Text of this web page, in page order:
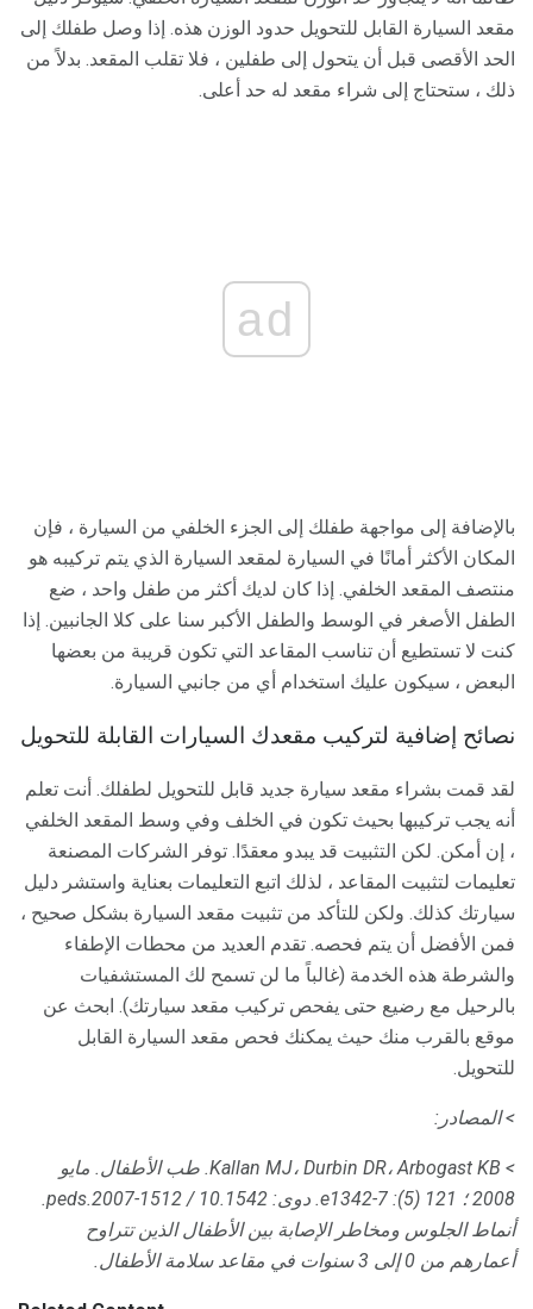
مقعد السيارة القابل للتحويل حدود الوزن هذه. إذا وصل طفلك إلى
الحد الأقصى قبل أن يتحول إلى طفلين ، فلا تقلب المقعد. بدلاً من
ذلك ، ستحتاج إلى شراء مقعد له حد أعلى.
ad
بالإضافة إلى مواجهة طفلك إلى الجزء الخلفي من السيارة ، فإن
المكان الأكثر أمانًا في السيارة لمقعد السيارة الذي يتم تركيبه هو
منتصف المقعد الخلفي. إذا كان لديك أكثر من طفل واحد ، ضع
الطفل الأصغر في الوسط والطفل الأكبر سنا على كلا الجانبين. إذا
كنت لا تستطيع أن تناسب المقاعد التي تكون قريبة من بعضها
البعض ، سيكون عليك استخدام أي من جانبي السيارة.
نصائح إضافية لتركيب مقعدك السيارات القابلة للتحويل
لقد قمت بشراء مقعد سيارة جديد قابل للتحويل لطفلك. أنت تعلم
أنه يجب تركيبها بحيث تكون في الخلف وفي وسط المقعد الخلفي
، إن أمكن. لكن التثبيت قد يبدو معقدًا. توفر الشركات المصنعة
تعليمات لتثبيت المقاعد ، لذلك اتبع التعليمات بعناية واستشر دليل
سيارتك كذلك. ولكن للتأكد من تثبيت مقعد السيارة بشكل صحيح ،
فمن الأفضل أن يتم فحصه. تقدم العديد من محطات الإطفاء
والشرطة هذه الخدمة (غالباً ما لن تسمح لك المستشفيات
بالرحيل مع رضيع حتى يفحص تركيب مقعد سيارتك). ابحث عن
موقع بالقرب منك حيث يمكنك فحص مقعد السيارة القابل
للتحويل.
> المصادر:
> Kallan MJ، Durbin DR، Arbogast KB. طب الأطفال. مايو
2008 ؛ 121 (5): e1342-7.
دوى: 10.1542 / peds.2007-1512.
أنماط الجلوس ومخاطر الإصابة بين الأطفال الذين تتراوح
أعمارهم من 0 إلى 3 سنوات في مقاعد سلامة الأطفال.